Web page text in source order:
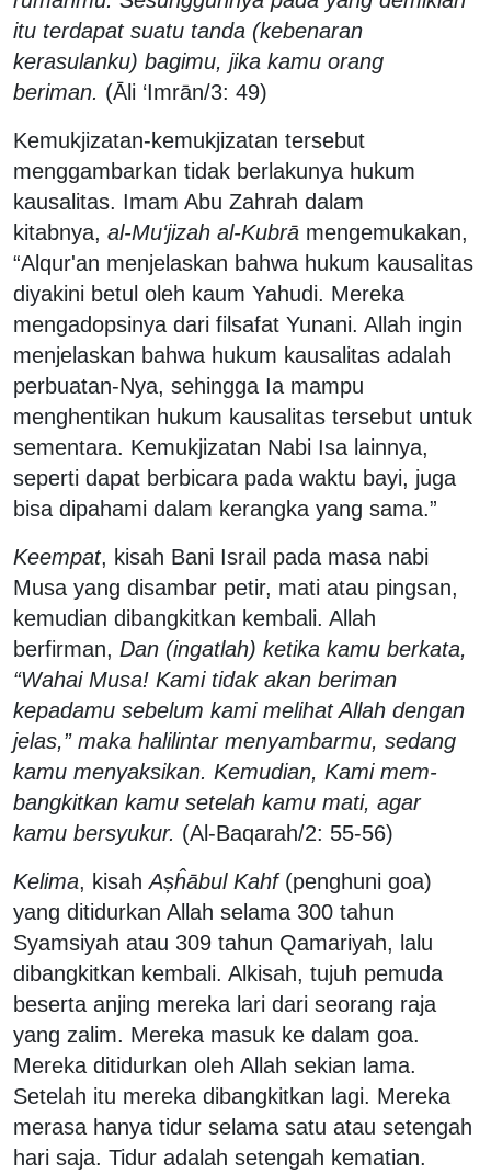
itu terdapat suatu tanda (kebenaran
kerasulanku) bagimu, jika kamu orang
beriman. (Āli ‘Imrān/3: 49)
Kemukjizatan-kemukjizatan tersebut
menggambarkan tidak berlakunya hukum
kausalitas. Imam Abu Zahrah dalam
kitabnya, al-Mu‘jizah al-Kubrā mengemukakan,
“Alqur'an menjelaskan bahwa hukum kausalitas
diyakini betul oleh kaum Yahudi. Mereka
mengadopsinya dari filsafat Yunani. Allah ingin
menjelaskan bahwa hukum kausalitas adalah
perbuatan-Nya, sehingga Ia mampu
menghentikan hukum kausalitas tersebut untuk
sementara. Kemukjizatan Nabi Isa lainnya,
seperti dapat berbicara pada waktu bayi, juga
bisa dipahami dalam kerangka yang sama.”
Keempat, kisah Bani Israil pada masa nabi
Musa yang disambar petir, mati atau pingsan,
kemudian dibangkitkan kembali. Allah
berfirman, Dan (ingatlah) ketika kamu berkata,
“Wahai Musa! Kami tidak akan beriman
kepadamu sebelum kami melihat Allah dengan
jelas,” maka halilintar menyambarmu, sedang
kamu menyaksikan. Kemudian, Kami mem-
bangkitkan kamu setelah kamu mati, agar
kamu bersyukur. (Al-Baqarah/2: 55-56)
Kelima, kisahAșĥābul Kahf (penghuni goa)
yang ditidurkan Allah selama 300 tahun
Syamsiyah atau 309 tahun Qamariyah, lalu
dibangkitkan kembali. Alkisah, tujuh pemuda
beserta anjing mereka lari dari seorang raja
yang zalim. Mereka masuk ke dalam goa.
Mereka ditidurkan oleh Allah sekian lama.
Setelah itu mereka dibangkitkan lagi. Mereka
merasa hanya tidur selama satu atau setengah
hari saja. Tidur adalah setengah kematian.